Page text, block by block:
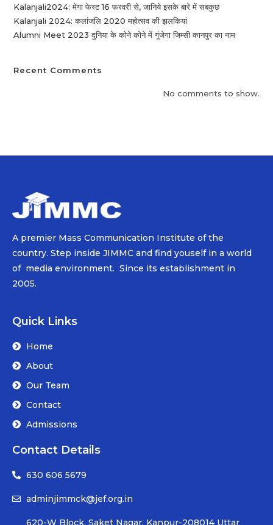
Kalanjali2024: मेगा फेस्ट 16 फरवरी से, जानिये इसके बारे में सबकुछ
Kalanjali 2024: कलांजलि 2020 महोत्सव की झलकियां
Alumni Meet 2023 दुनिया के कोने कोने में गूंजेगा जिम्सी कानपुर का नाम
Recent Comments
No comments to show.
A premier Mass Communication Institute of the
country. Step inside JIMMC and find youself in a world
of media environment. Since its establishment in
2005.
Quick Links
Home
About
Our Team
Contact
Admissions
Contact Details
630 606 5679
adminjimmck@jef.org.in
620-W Block, Saket Nagar, Kanpur-208014 Uttar